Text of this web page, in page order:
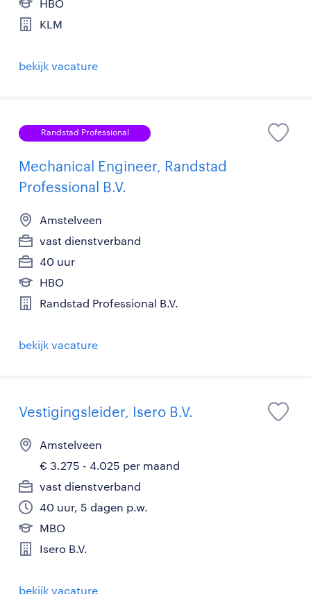
HBO
KLM
bekijk vacature
Randstad Professional
Mechanical Engineer, Randstad
Professional B.V.
Amstelveen
vast dienstverband
40 uur
HBO
Randstad Professional B.V.
bekijk vacature
Vestigingsleider, Isero B.V.
Amstelveen
€ 3.275 - 4.025 per maand
vast dienstverband
40 uur, 5 dagen p.w.
MBO
Isero B.V.
bekijk vacature